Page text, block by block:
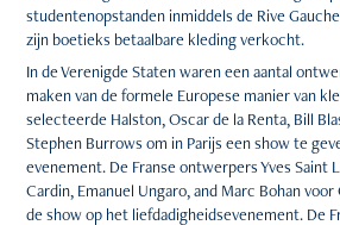
studentenopstanden inmiddels de Rive
zijn boetieks betaalbare kleding verkocht.
In de Verenigde Staten waren een aantal
maken van de formele Europese manier van
selecteerde Halston, Oscar de la Renta, Bill
Stephen Burrows om in Parijs een show te
evenement. De Franse ontwerpers Yves Saint
Cardin, Emanuel Ungaro, and Marc Bohan
de show op het liefdadigheidsevenement. De